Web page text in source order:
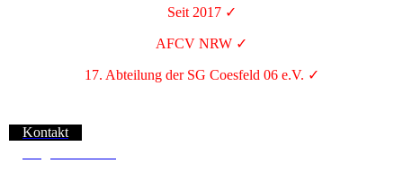
Seit 2017 ✓
AFCV NRW ✓
17. Abteilung der SG Coesfeld 06 e.V. ✓
Kontakt